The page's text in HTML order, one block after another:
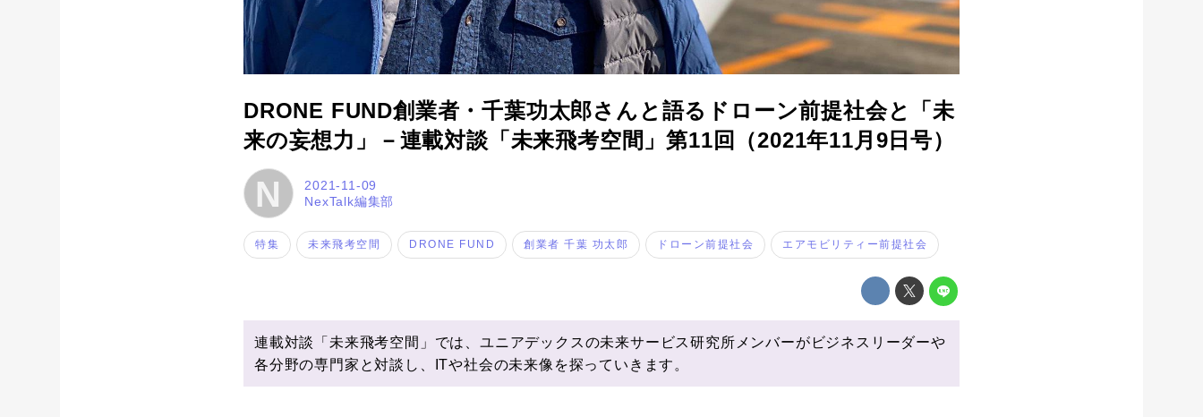
コラム
特集
トピックス
運営会社
DRONE FUND創業者・千葉功太郎さんと語るドローン前提社会と「未
来の妄想力」－連載対談「未来飛考空間」第11回（2021年11月9日号）
N
2021-11-09
NexTalk編集部
特集 未来飛考空間 DRONE FUND 創業者 千葉 功太郎 ドローン前提社会 エアモビリティー前提社会
連載対談「未来飛考空間」では、ユニアデックスの未来サービス研究所メンバーがビジネスリーダーや
各分野の専門家と対談し、ITや社会の未来像を探っていきます。